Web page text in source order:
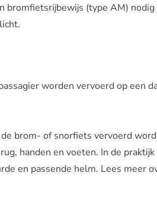
bromfietsrijbewijs (type AM)
worden vervoerd op een
brom- of snorfiets vervoerd
handen en voeten. In de
en passende helm. Lees meer